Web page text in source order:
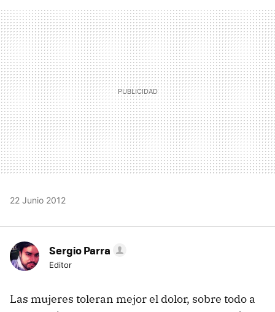
MAIL
22 Junio 2012
Sergio Parra
Editor
Las mujeres toleran mejor el dolor, sobre todo a